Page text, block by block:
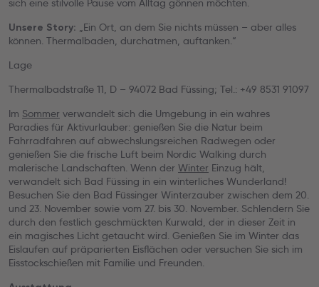
sich eine stilvolle Pause vom Alltag gönnen möchten.
Unsere Story: „Ein Ort, an dem Sie nichts müssen – aber alles
können. Thermalbaden, durchatmen, auftanken.“
Lage
Thermalbadstraße 11, D – 94072 Bad Füssing; Tel.: +49 8531 91097
Im Sommer verwandelt sich die Umgebung in ein wahres
Paradies für Aktivurlauber: genießen Sie die Natur beim
Fahrradfahren auf abwechslungsreichen Radwegen oder
genießen Sie die frische Luft beim Nordic Walking durch
malerische Landschaften. Wenn der Winter Einzug hält,
verwandelt sich Bad Füssing in ein winterliches Wunderland!
Besuchen Sie den Bad Füssinger Winterzauber zwischen dem 20.
und 23. November sowie vom 27. bis 30. November. Schlendern Sie
durch den festlich geschmückten Kurwald, der in dieser Zeit in
ein magisches Licht getaucht wird. Genießen Sie im Winter das
Eislaufen auf präparierten Eisflächen oder versuchen Sie sich im
Eisstockschießen mit Familie und Freunden.